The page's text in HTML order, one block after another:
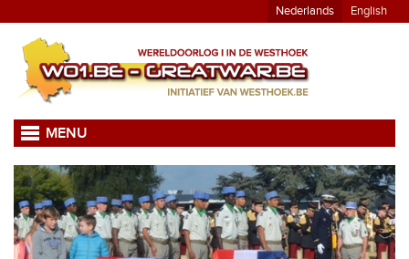
Nederlands English
MENU